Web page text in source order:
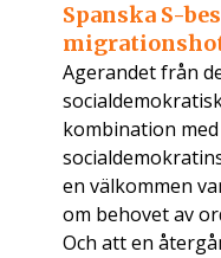
Spanska S-
Agerandet från
kombination
en välkommen
om behovet av
Och att en